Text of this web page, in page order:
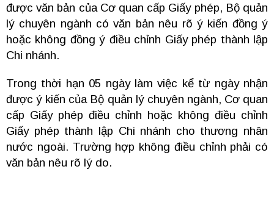
được văn bản của Cơ quan cấp Giấy phép, Bộ quản
lý chuyên ngành có văn bản nêu rõ ý kiến đồng ý
hoặc không đồng ý điều chỉnh Giấy phép thành lập
Chi nhánh.
Trong thời hạn 05 ngày làm việc kể từ ngày nhận
được ý kiến của Bộ quản lý chuyên ngành, Cơ quan
cấp Giấy phép điều chỉnh hoặc không điều chỉnh
Giấy phép thành lập Chi nhánh cho thương nhân
nước ngoài. Trường hợp không điều chỉnh phải có
văn bản nêu rõ lý do.